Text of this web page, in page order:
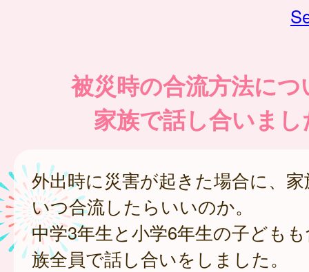
被災時の合流方法につ
家族で話し合いまし
外出時に災害が起きた場合に、
いつ合流したらいいのか。
中学3年生と小学6年生の子ども
族全員で話し合いをしました。